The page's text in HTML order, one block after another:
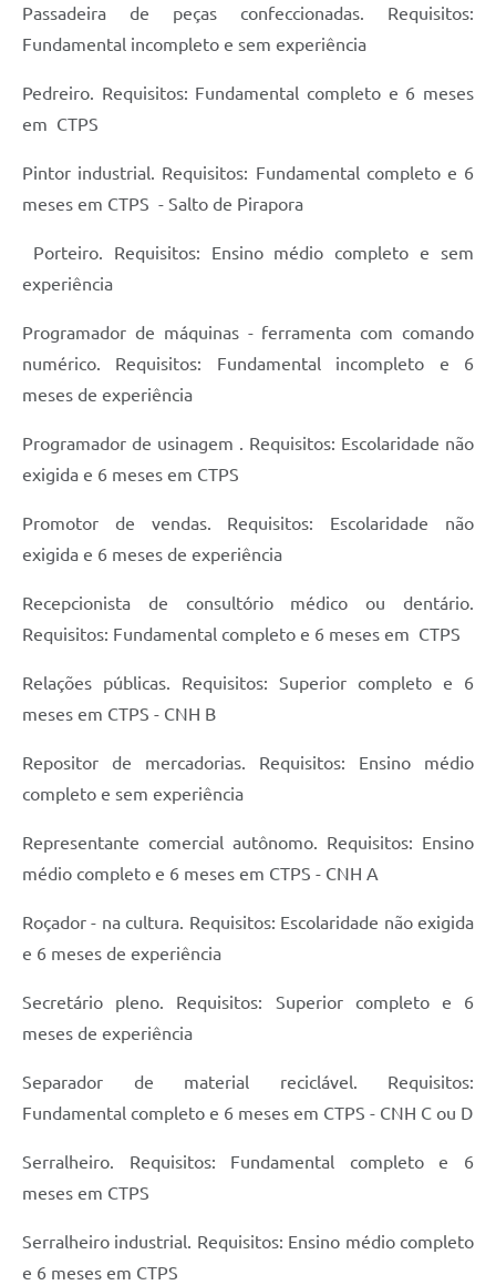
Passadeira de peças confeccionadas. Requisitos:
Fundamental incompleto e sem experiência
Pedreiro. Requisitos: Fundamental completo e 6 meses
em CTPS
Pintor industrial. Requisitos: Fundamental completo e 6
meses em CTPS - Salto de Pirapora
Porteiro. Requisitos: Ensino médio completo e sem
experiência
Programador de máquinas - ferramenta com comando
numérico. Requisitos: Fundamental incompleto e 6
meses de experiência
Programador de usinagem . Requisitos: Escolaridade não
exigida e 6 meses em CTPS
Promotor de vendas. Requisitos: Escolaridade não
exigida e 6 meses de experiência
Recepcionista de consultório médico ou dentário.
Requisitos: Fundamental completo e 6 meses em CTPS
Relações públicas. Requisitos: Superior completo e 6
meses em CTPS - CNH B
Repositor de mercadorias. Requisitos: Ensino médio
completo e sem experiência
Representante comercial autônomo. Requisitos: Ensino
médio completo e 6 meses em CTPS - CNH A
Roçador - na cultura. Requisitos: Escolaridade não exigida
e 6 meses de experiência
Secretário pleno. Requisitos: Superior completo e 6
meses de experiência
Separador de material reciclável. Requisitos:
Fundamental completo e 6 meses em CTPS - CNH C ou D
Serralheiro. Requisitos: Fundamental completo e 6
meses em CTPS
Serralheiro industrial. Requisitos: Ensino médio completo
e 6 meses em CTPS